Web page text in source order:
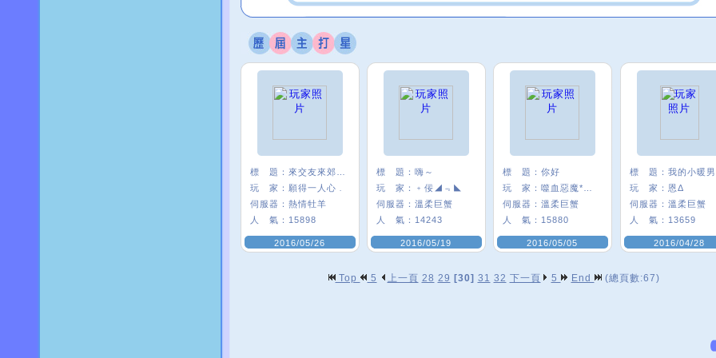
標 題：
玩 家：
願得一人心﹒
伺服器： 熱情牡羊
人 氣： 15898
2016/05/26
標 題： 嗨～
玩 家：
﹢佞◢﹃◣
伺服器： 溫柔巨蟹
人 氣： 14243
2016/05/19
標 題： 你好
玩 家：
伺服器： 溫柔巨蟹
人 氣： 15880
2016/05/05
標 題：
玩 家： 恩Δ
伺服器： 溫柔巨蟹
人 氣： 13659
2016/04/28
Top 5 上一頁 28 29 [30] 31 32 下一頁 5 End (總頁數:67)